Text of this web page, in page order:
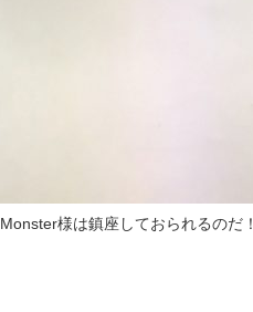
Monster様は鎮座しておられるのだ！